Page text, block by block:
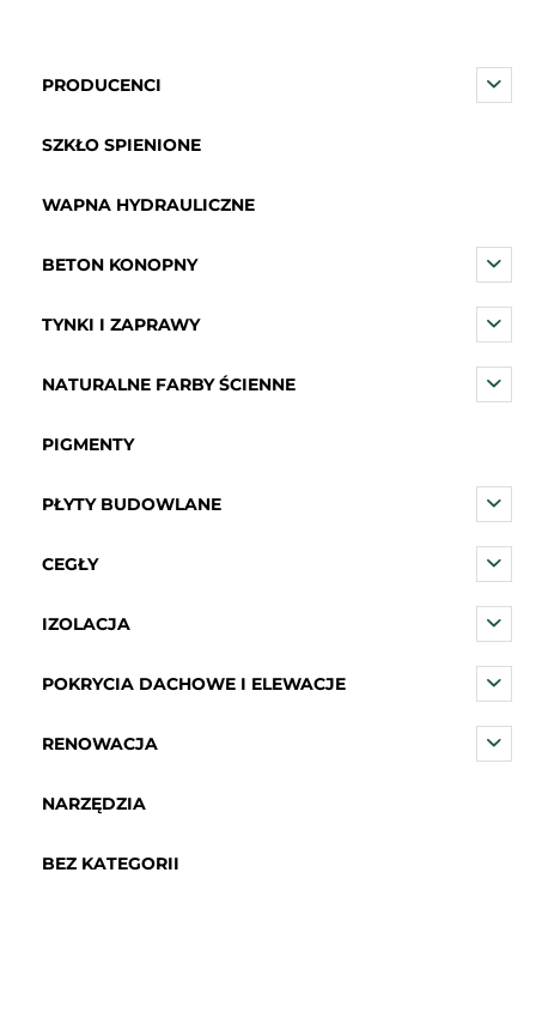
PRODUCENCI
SZKŁO SPIENIONE
WAPNA HYDRAULICZNE
BETON KONOPNY
TYNKI I ZAPRAWY
NATURALNE FARBY ŚCIENNE
PIGMENTY
PŁYTY BUDOWLANE
CEGŁY
IZOLACJA
POKRYCIA DACHOWE I ELEWACJE
RENOWACJA
NARZĘDZIA
BEZ KATEGORII